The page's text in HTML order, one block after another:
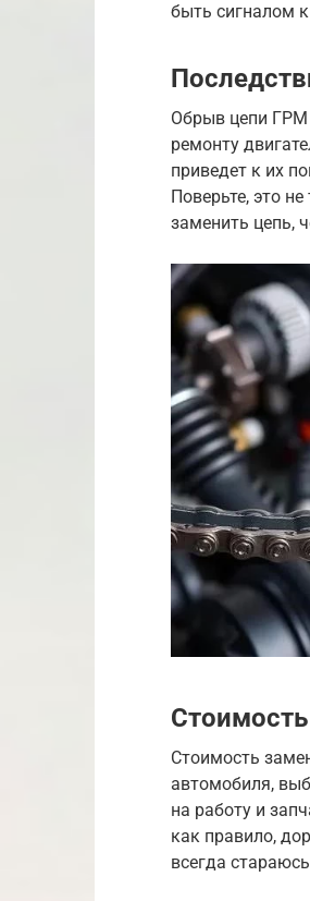
быть сигналом
Обрыв цепи ГРМ
ремонту
приведет к их
Поверьте, это
заменить цепь,
Стоимость
автомобиля,
на работу и
как правило,
всегда